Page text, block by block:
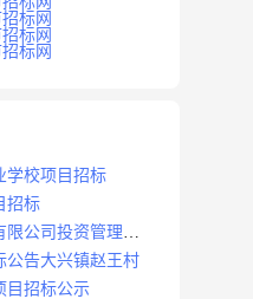
标网
标网
标网
学校项目招标
招标
限公司投资管理系
公告大兴镇赵王村
目招标公示